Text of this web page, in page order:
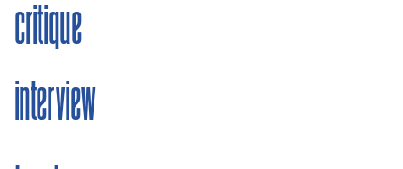
critique
interview